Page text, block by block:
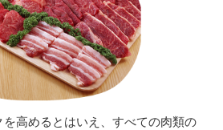
高めるとはいえ、すべての肉類の